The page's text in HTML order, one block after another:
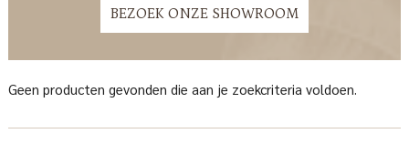
BEZOEK ONZE SHOWROOM
Geen producten gevonden die aan je zoekcriteria voldoen.